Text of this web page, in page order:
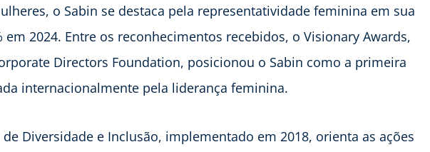
o Sabin se destaca pela representatividade feminina em sua
2024. Entre os reconhecimentos recebidos, o Visionary Awards,
Directors Foundation, posicionou o Sabin como a primeira
internacionalmente pela liderança feminina.
Diversidade e Inclusão, implementado em 2018, orienta as ações